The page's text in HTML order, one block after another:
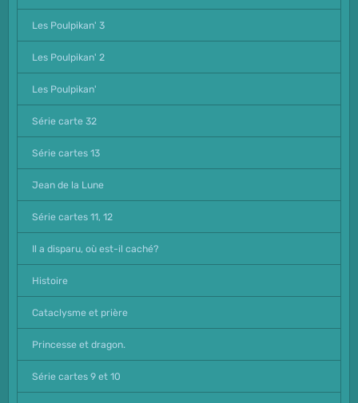
Les Poulpikan' 3
Les Poulpikan' 2
Les Poulpikan'
Série carte 32
Série cartes 13
Jean de la Lune
Série cartes 11, 12
Il a disparu, où est-il caché?
Histoire
Cataclysme et prière
Princesse et dragon.
Série cartes 9 et 10